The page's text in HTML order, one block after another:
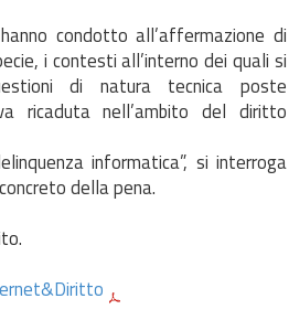
condotto all’affermazione di
i contesti all’interno dei quali si
di natura tecnica poste
ricaduta nell’ambito del diritto
informatica”, si interroga
della pena.